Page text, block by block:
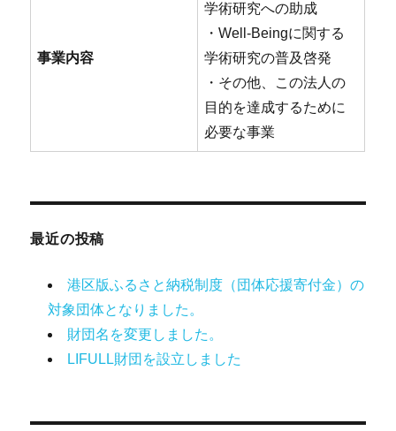
事業内容
学術研究への助成
・Well-Beingに関する
学術研究の普及啓発
・その他、この法人の
目的を達成するために
必要な事業
最近の投稿
港区版ふるさと納税制度（団体応援寄付金）の
対象団体となりました。
財団名を変更しました。
LIFULL財団を設立しました